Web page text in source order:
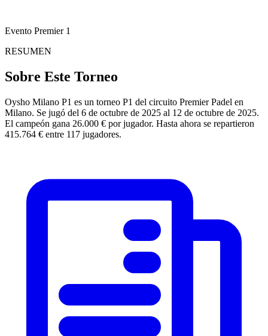
Evento Premier 1
RESUMEN
Sobre Este Torneo
Oysho Milano P1 es un torneo P1 del circuito Premier Padel en
Milano. Se jugó del 6 de octubre de 2025 al 12 de octubre de 2025.
El campeón gana 26.000 € por jugador. Hasta ahora se repartieron
415.764 € entre 117 jugadores.